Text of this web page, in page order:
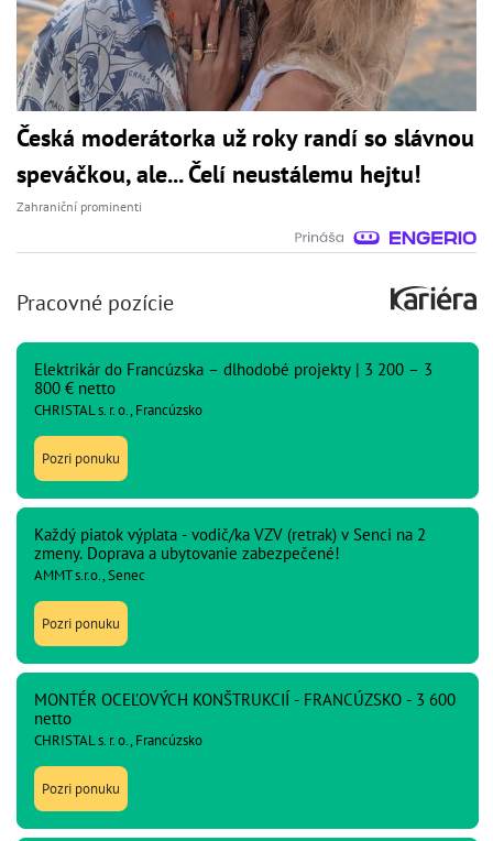
Česká moderátorka už roky randí so slávnou
speváčkou, ale... Čelí neustálemu hejtu!
Zahraniční prominenti
Pracovné pozície
Elektrikár do Francúzska – dlhodobé projekty | 3 200 – 3
800 € netto
CHRISTAL s. r. o., Francúzsko
Pozri ponuku
Každý piatok výplata - vodič/ka VZV (retrak) v Senci na 2
zmeny. Doprava a ubytovanie zabezpečené!
AMMT s.r.o., Senec
Pozri ponuku
MONTÉR OCEĽOVÝCH KONŠTRUKCIÍ - FRANCÚZSKO - 3 600
netto
CHRISTAL s. r. o., Francúzsko
Pozri ponuku